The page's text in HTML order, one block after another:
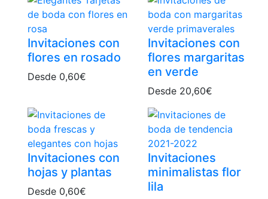
Invitaciones con
flores en rosado
Desde 0,60€
Invitaciones con
flores margaritas
en verde
Desde 20,60€
Invitaciones con
hojas y plantas
Desde 0,60€
Invitaciones
minimalistas flor
lila